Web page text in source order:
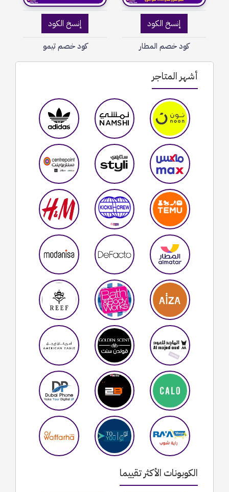
أشهر المتاجر
الكوبونات الأكثر تقييما
إنسخ الكود
كود خصم المطار
إنسخ الكود
كود خصم تيمو